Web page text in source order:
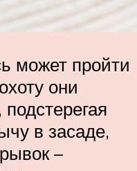
может пройти
они
в засаде,
–